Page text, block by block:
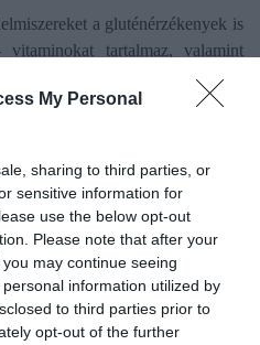
My Personal
sharing to third parties, or
sensitive information for
use the below opt-out
Please note that after your
may continue seeing
information utilized by
to third parties prior to
opt-out of the further
a gluténérzékenyek is
tartalmaz, valamint
Magas flavonid-tartalma a C-
valamint stabilizálhatja
mezőgazdaság